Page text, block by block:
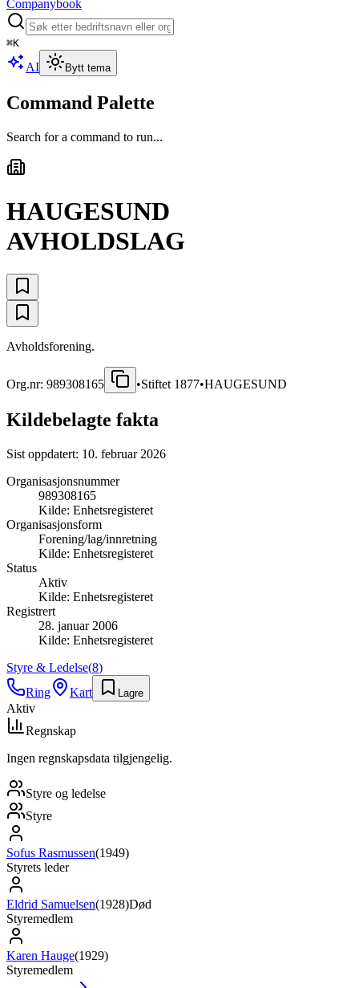
Companybook
⌘K
AI Bytt tema
Command Palette
Search for a command to run...
HAUGESUND
AVHOLDSLAG
Avholdsforening.
Org.nr: 989308165 •Stiftet 1877•HAUGESUND
Kildebelagte fakta
Sist oppdatert: 10. februar 2026
Organisasjonsnummer
989308165
Kilde: Enhetsregisteret
Organisasjonsform
Forening/lag/innretning
Kilde: Enhetsregisteret
Status
Aktiv
Kilde: Enhetsregisteret
Registrert
28. januar 2006
Kilde: Enhetsregisteret
Styre & Ledelse(8)
Ring
Kart Lagre
Aktiv
Regnskap
Ingen regnskapsdata tilgjengelig.
Styre og ledelse
Styre
Sofus Rasmussen(1949)
Styrets leder
Eldrid Samuelsen(1928)Død
Styremedlem
Karen Hauge(1929)
Styremedlem